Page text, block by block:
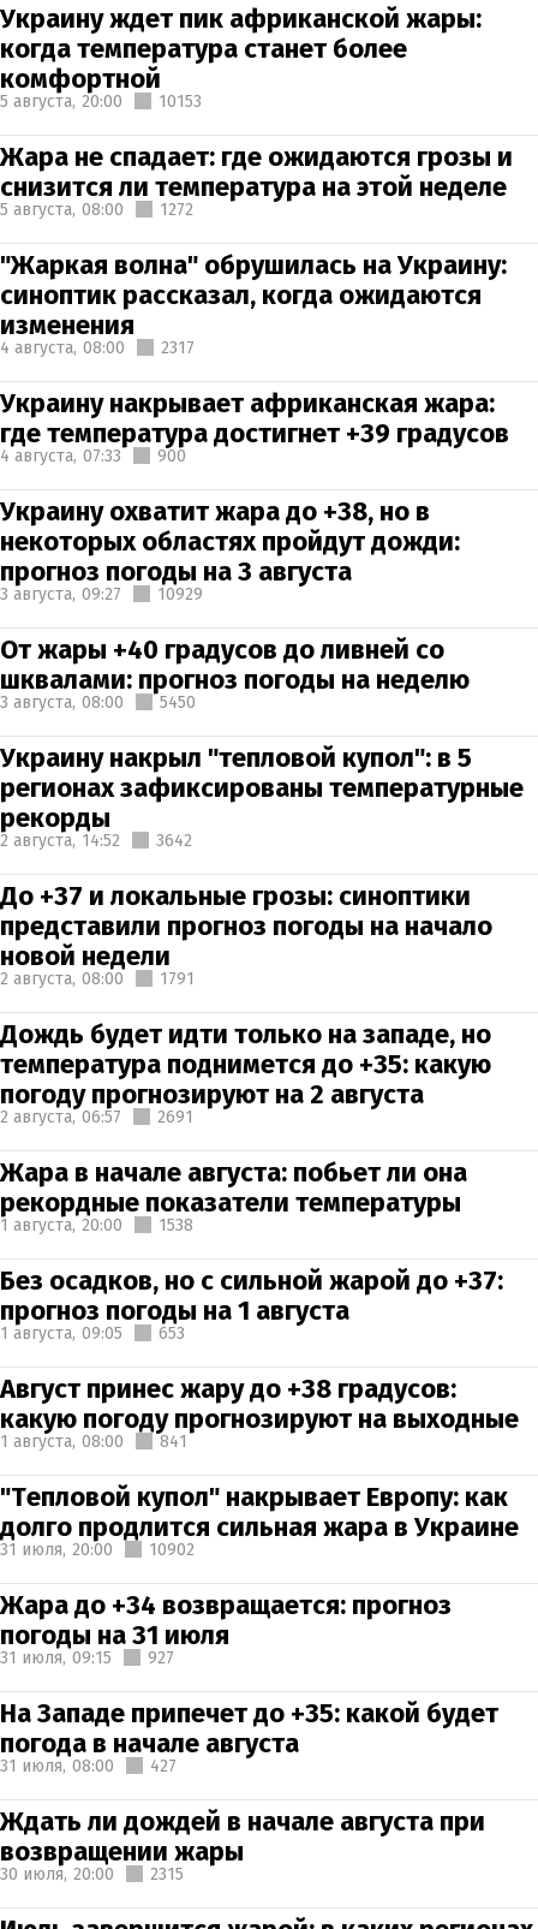
Украину ждет пик африканской жары:
когда температура станет более
комфортной
5 августа, 20:00 10153
Жара не спадает: где ожидаются грозы и
снизится ли температура на этой неделе
5 августа, 08:00 1272
"Жаркая волна" обрушилась на Украину:
синоптик рассказал, когда ожидаются
изменения
4 августа, 08:00 2317
Украину накрывает африканская жара:
где температура достигнет +39 градусов
4 августа, 07:33 900
Украину охватит жара до +38, но в
некоторых областях пройдут дожди:
прогноз погоды на 3 августа
3 августа, 09:27 10929
От жары +40 градусов до ливней со
шквалами: прогноз погоды на неделю
3 августа, 08:00 5450
Украину накрыл "тепловой купол": в 5
регионах зафиксированы температурные
рекорды
2 августа, 14:52 3642
До +37 и локальные грозы: синоптики
представили прогноз погоды на начало
новой недели
2 августа, 08:00 1791
Дождь будет идти только на западе, но
температура поднимется до +35: какую
погоду прогнозируют на 2 августа
2 августа, 06:57 2691
Жара в начале августа: побьет ли она
рекордные показатели температуры
1 августа, 20:00 1538
Без осадков, но с сильной жарой до +37:
прогноз погоды на 1 августа
1 августа, 09:05 653
Август принес жару до +38 градусов:
какую погоду прогнозируют на выходные
1 августа, 08:00 841
"Тепловой купол" накрывает Европу: как
долго продлится сильная жара в Украине
31 июля, 20:00 10902
Жара до +34 возвращается: прогноз
погоды на 31 июля
31 июля, 09:15 927
На Западе припечет до +35: какой будет
погода в начале августа
31 июля, 08:00 427
Ждать ли дождей в начале августа при
возвращении жары
30 июля, 20:00 2315